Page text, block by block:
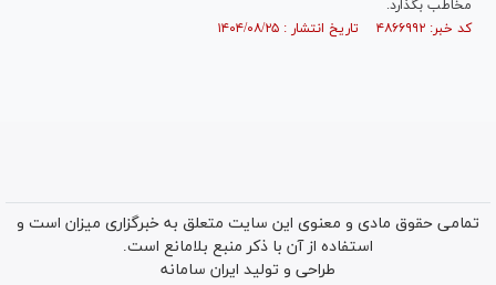
مخاطب بگذارد.
کد خبر: ۴۸۶۶۹۹۲ تاریخ انتشار : ۱۴۰۴/۰۸/۲۵
تمامی حقوق مادی و معنوی این سایت متعلق به خبرگزاری میزان است و
استفاده از آن با ذکر منبع بلامانع است.
طراحی و تولید ایران سامانه